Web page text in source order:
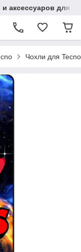
аксессуаров для
Чохли для